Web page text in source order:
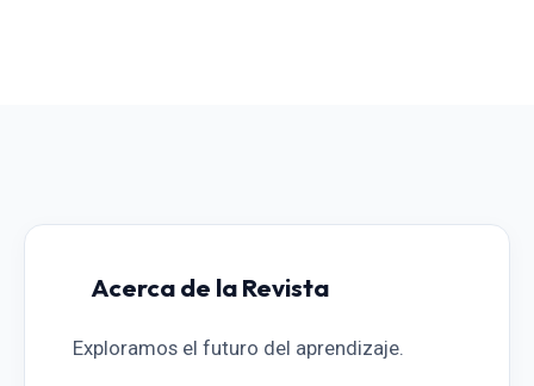
Acerca de la Revista
Exploramos el futuro del aprendizaje.